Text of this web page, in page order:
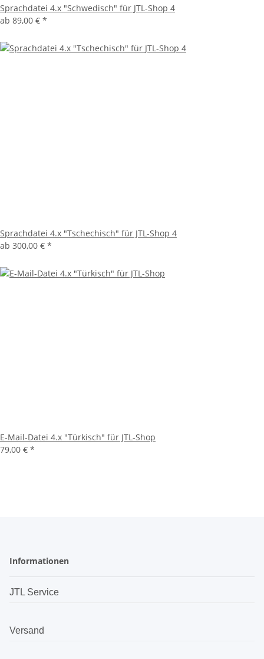
Sprachdatei 4.x "Schwedisch" für JTL-Shop 4
ab 89,00 € *
Sprachdatei 4.x "Tschechisch" für JTL-Shop 4
ab 300,00 € *
E-Mail-Datei 4.x "Türkisch" für JTL-Shop
79,00 € *
Informationen
JTL Service
Versand